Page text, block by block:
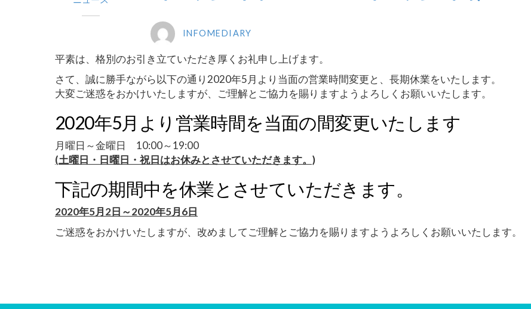
INFOMEDIARY
平素は、格別のお引き立ていただき厚くお礼申し上げます。
さて、誠に勝手ながら以下の通り2020年5月より当面の営業時間変更と、長期休業をいたします。
大変ご迷惑をおかけいたしますが、ご理解とご協力を賜りますようよろしくお願いいたします。
2020年5月より営業時間を当面の間変更いたします
月曜日～金曜日 10:00～19:00
(土曜日・日曜日・祝日はお休みとさせていただきます。)
下記の期間中を休業とさせていただきます。
2020年5月2日～2020年5月6日
ご迷惑をおかけいたしますが、改めましてご理解とご協力を賜りますようよろしくお願いいたします。